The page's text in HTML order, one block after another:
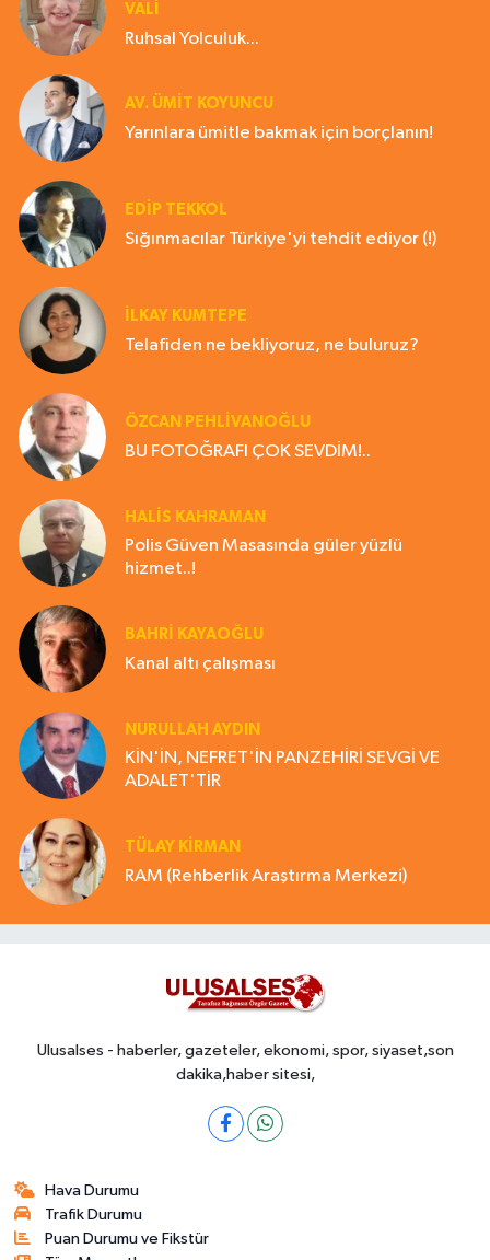
VALİ
Ruhsal Yolculuk...
AV. ÜMIT KOYUNCU
Yarınlara ümitle bakmak için borçlanın!
EDIP TEKKOL
Sığınmacılar Türkiye'yi tehdit ediyor (!)
İLKAY KUMTEPE
Telafiden ne bekliyoruz, ne buluruz?
ÖZCAN PEHLİVANOĞLU
BU FOTOĞRAFI ÇOK SEVDİM!..
HALIS KAHRAMAN
Polis Güven Masasında güler yüzlü
hizmet..!
BAHRI KAYAOĞLU
Kanal altı çalışması
NURULLAH AYDIN
KİN'İN, NEFRET'İN PANZEHİRİ SEVGİ VE
ADALET'TİR
TÜLAY KİRMAN
RAM (Rehberlik Araştırma Merkezi)
Ulusalses - haberler, gazeteler, ekonomi, spor, siyaset,son
dakika,haber sitesi,
Hava Durumu
Trafik Durumu
Puan Durumu ve Fikstür